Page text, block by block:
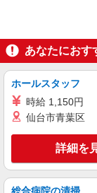
パート
いなげや 調布仙川
キー
あなたにおす
ホールスタッフ
時給 1,150円
仙台市青葉区
詳細を